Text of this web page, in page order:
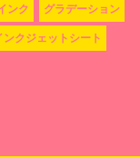
ンク グラデーション
ンクジェットシート